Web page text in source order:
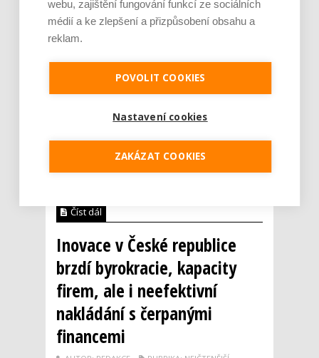
Současná medicína má díky
technologickému pokroku k dispozici skvělé
diagnostické a terapeutické nástroje
a dosahuje s jejich pomocí významných
úspěchů. V praxi se v ní čím dál více
prosazují postupy založené na
nanotechnologiích. Česká republika v této
oblasti patří mezi světovou špičku. Dle
Číst dál
Inovace v České republice
brzdí byrokracie, kapacity
firem, ale i neefektivní
nakládání s čerpanými
financemi
webu, zajištění fungování funkcí ze sociálních
médií a ke zlepšení a přizpůsobení obsahu a
reklam.
POVOLIT COOKIES
Nastavení cookies
ZAKÁZAT COOKIES